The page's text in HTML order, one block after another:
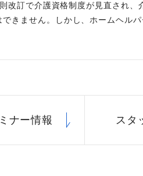
改訂で介護資格制度が見直され、
きません。しかし、ホームヘル
ナー情報 スタ